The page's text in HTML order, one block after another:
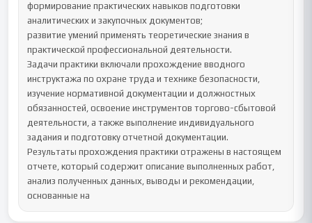
формирование практических навыков подготовки
аналитических и закупочных документов;
развитие умений применять теоретические знания в
практической профессиональной деятельности.
Задачи практики включали прохождение вводного
инструктажа по охране труда и технике безопасности,
изучение нормативной документации и должностных
обязанностей, освоение инструментов торгово-сбытовой
деятельности, а также выполнение индивидуального
задания и подготовку отчетной документации.
Результаты прохождения практики отражены в настоящем
отчете, который содержит описание выполненных работ,
анализ полученных данных, выводы и рекомендации,
основанные на